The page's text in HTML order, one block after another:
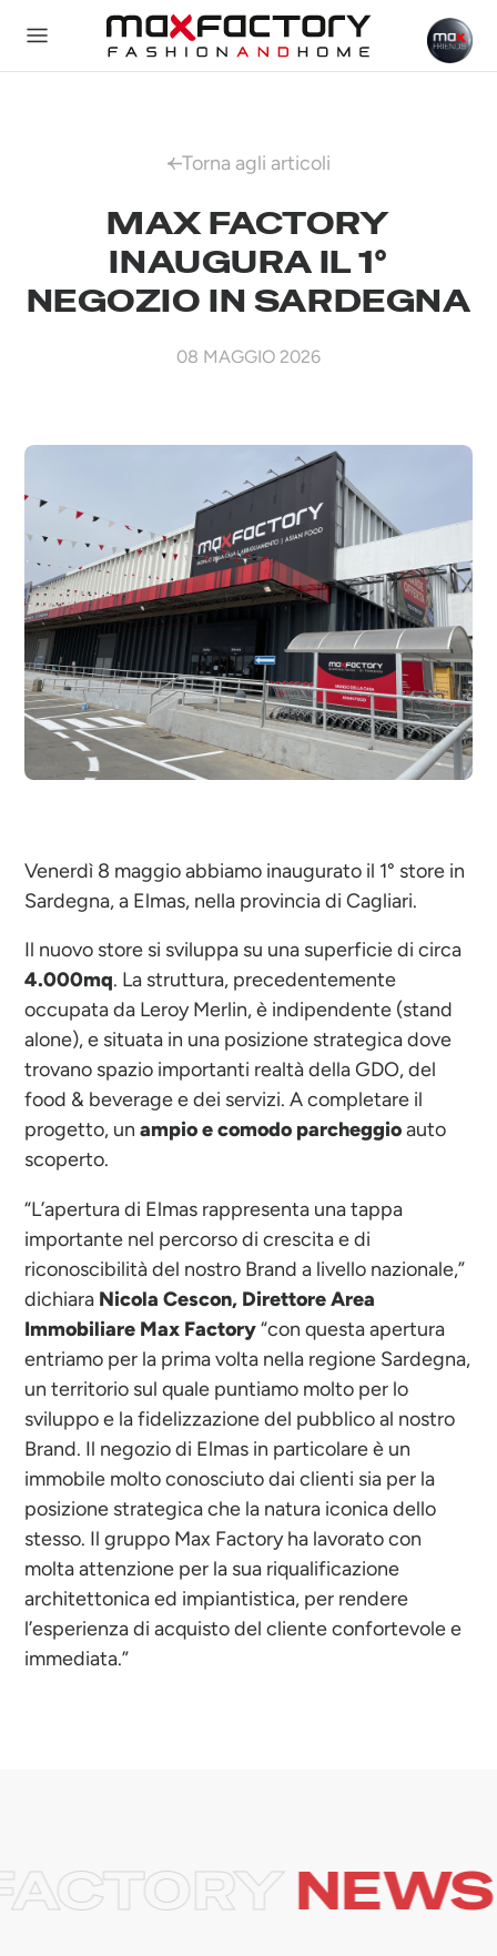
Torna agli articoli
MAX FACTORY
INAUGURA IL 1°
NEGOZIO IN SARDEGNA
08 MAGGIO 2026
Venerdì 8 maggio abbiamo inaugurato il 1° store in
Sardegna, a Elmas, nella provincia di Cagliari.
Il nuovo store si sviluppa su una superficie di circa
4.000mq. La struttura, precedentemente
occupata da Leroy Merlin, è indipendente (stand
alone), e situata in una posizione strategica dove
trovano spazio importanti realtà della GDO, del
food & beverage e dei servizi. A completare il
progetto, unampio e comodo parcheggioauto
scoperto.
“L’apertura di Elmas rappresenta una tappa
importante nel percorso di crescita e di
riconoscibilità del nostro Brand a livello nazionale,”
dichiara Nicola Cescon, Direttore Area
Immobiliare Max Factory“con questa apertura
entriamo per la prima volta nella regione Sardegna,
un territorio sul quale puntiamo molto per lo
sviluppo e la fidelizzazione del pubblico al nostro
Brand. Il negozio di Elmas in particolare è un
immobile molto conosciuto dai clienti sia per la
posizione strategica che la natura iconica dello
stesso. Il gruppo Max Factory ha lavorato con
molta attenzione per la sua riqualificazione
architettonica ed impiantistica, per rendere
l’esperienza di acquisto del cliente confortevole e
immediata.”
NEWS